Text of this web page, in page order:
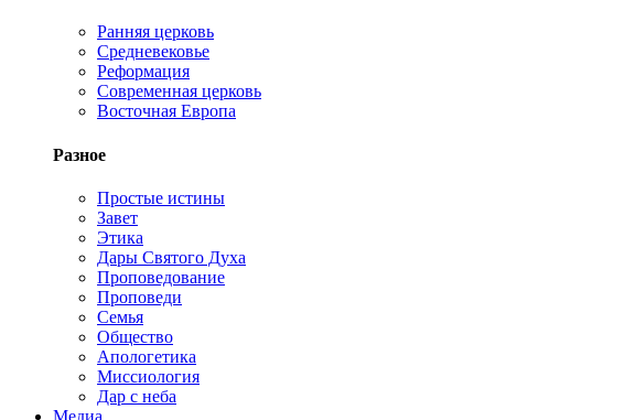
Ранняя церковь
Средневековье
Реформация
Современная церковь
Восточная Европа
Разное
Простые истины
Завет
Этика
Дары Святого Духа
Проповедование
Проповеди
Семья
Общество
Апологетика
Миссиология
Дар с неба
Медиа